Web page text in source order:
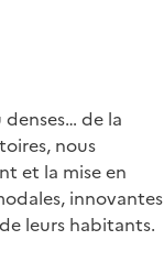
de la
nous
et la mise en
innovantes
leurs habitants.